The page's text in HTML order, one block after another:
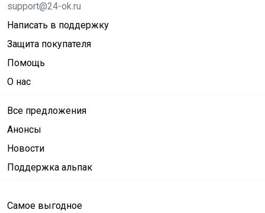
support@24-ok.ru
Написать в поддержку
Защита покупателя
Помощь
О нас
Все предложения
Анонсы
Новости
Поддержка альпак
Самое выгодное